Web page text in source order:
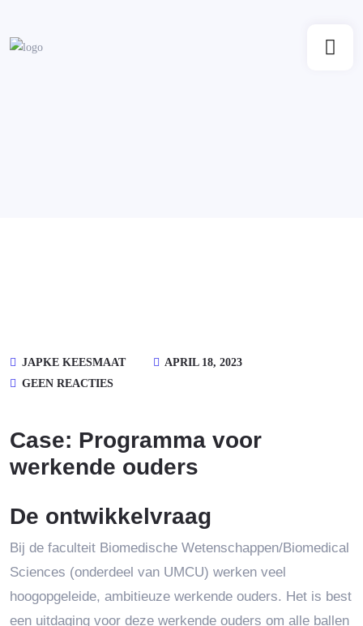
JAPKE KEESMAAT
APRIL 18, 2023
GEEN REACTIES
Case: Programma voor
werkende ouders
De ontwikkelvraag
Bij de faculteit Biomedische Wetenschappen/Biomedical
Sciences (onderdeel van UMCU) werken veel
hoogopgeleide, ambitieuze werkende ouders. Het is best
een uitdaging voor deze werkende ouders om alle ballen